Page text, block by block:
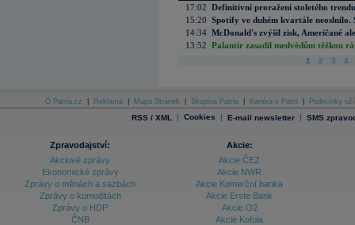
17:02 Definitivní proražení stoletého
15:20 Spotify ve duhém kvartále neoslnilo.
14:34 McDonald's zvýšil zisk, Američané
13:52 Palantir zasadil medvědům těžkou
1 2 3 4
O Patria.cz Reklama Mapa Stránek Skupina Patria Kariéra v Patrii Podmínky
RSS / XML | Cookies | E-mail newsletter | SMS
Zpravodajství:
Akciové zprávy
Ekonomické zprávy
Zprávy o měnách a sazbách
Zprávy o komoditách
Zprávy o HDP
ČNB
Akcie:
Akcie ČEZ
Akcie NWR
Akcie Komerční banka
Akcie Erste Bank
Akcie O2
Akcie Kofola